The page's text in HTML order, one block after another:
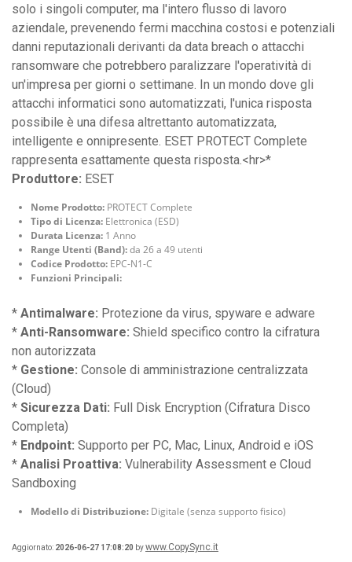
solo i singoli computer, ma l'intero flusso di lavoro
aziendale, prevenendo fermi macchina costosi e potenziali
danni reputazionali derivanti da data breach o attacchi
ransomware che potrebbero paralizzare l'operatività di
un'impresa per giorni o settimane. In un mondo dove gli
attacchi informatici sono automatizzati, l'unica risposta
possibile è una difesa altrettanto automatizzata,
intelligente e onnipresente. ESET PROTECT Complete
rappresenta esattamente questa risposta.<hr>*
Produttore: ESET
Nome Prodotto: PROTECT Complete
Tipo di Licenza: Elettronica (ESD)
Durata Licenza: 1 Anno
Range Utenti (Band):da 26 a 49 utenti
Codice Prodotto: EPC-N1-C
Funzioni Principali:
* Antimalware: Protezione da virus, spyware e adware
* Anti-Ransomware: Shield specifico contro la cifratura
non autorizzata
* Gestione: Console di amministrazione centralizzata
(Cloud)
* Sicurezza Dati: Full Disk Encryption (Cifratura Disco
Completa)
* Endpoint: Supporto per PC, Mac, Linux, Android e iOS
* Analisi Proattiva: Vulnerability Assessment e Cloud
Sandboxing
Modello di Distribuzione: Digitale (senza supporto fisico)
Aggiornato: 2026-06-27 17:08:20 bywww.CopySync.it